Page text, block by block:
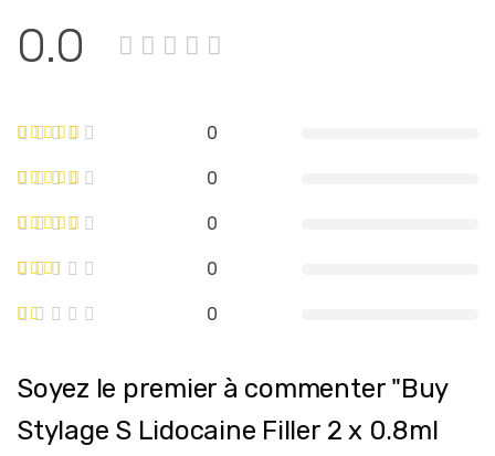
0.0
0
0
0
0
0
Soyez le premier à commenter "Buy
Stylage S Lidocaine Filler 2 x 0.8ml